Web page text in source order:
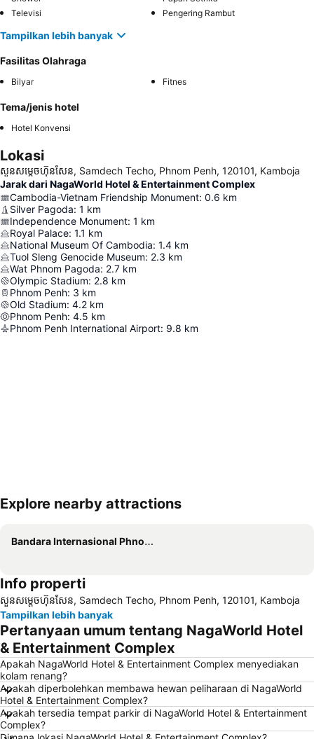
Televisi
Pengering Rambut
Tampilkan lebih banyak
Fasilitas Olahraga
Bilyar Fitnes
Tema/jenis hotel
Hotel Konvensi
Lokasi
សួនសម្ដេចហ៊ុនសែន, Samdech Techo, Phnom Penh, 120101, Kamboja
Jarak dari NagaWorld Hotel & Entertainment Complex
Cambodia-Vietnam Friendship Monument: 0.6 km
Silver Pagoda: 1 km
Independence Monument: 1 km
Royal Palace: 1.1 km
National Museum Of Cambodia: 1.4 km
Tuol Sleng Genocide Museum: 2.3 km
Wat Phnom Pagoda: 2.7 km
Olympic Stadium: 2.8 km
Phnom Penh: 3 km
Old Stadium: 4.2 km
Phnom Penh: 4.5 km
Phnom Penh International Airport: 9.8 km
Explore nearby attractions
Bandara Internasional Phnom Penh
Info properti
សួនសម្ដេចហ៊ុនសែន, Samdech Techo, Phnom Penh, 120101, Kamboja
Tampilkan lebih banyak
Pertanyaan umum tentang NagaWorld Hotel
& Entertainment Complex
Apakah NagaWorld Hotel & Entertainment Complex menyediakan
kolam renang?
Apakah diperbolehkan membawa hewan peliharaan di NagaWorld
Hotel & Entertainment Complex?
Apakah tersedia tempat parkir di NagaWorld Hotel & Entertainment
Complex?